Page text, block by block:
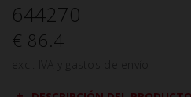
644270
€ 86.4